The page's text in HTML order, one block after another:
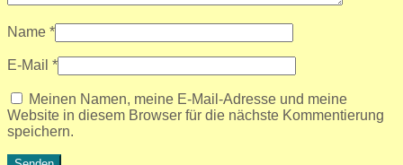
Name *
E-Mail *
Meinen Namen, meine E-Mail-Adresse und meine
Website in diesem Browser für die nächste Kommentierung
speichern.